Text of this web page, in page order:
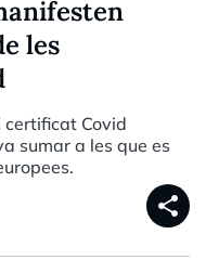
les
Covid
sumar a les que es
share